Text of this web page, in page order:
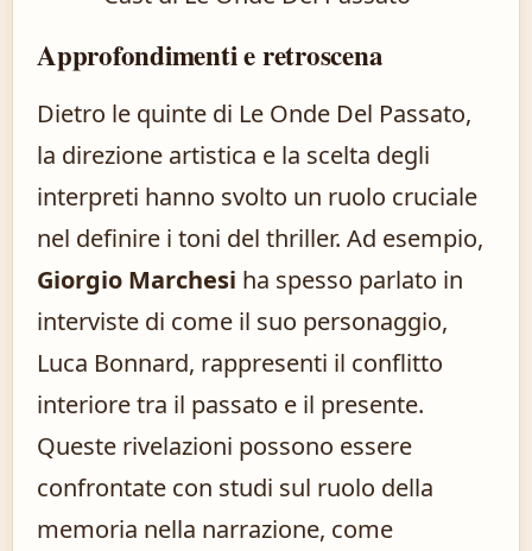
Approfondimenti e retroscena
Dietro le quinte di Le Onde Del Passato,
la direzione artistica e la scelta degli
interpreti hanno svolto un ruolo cruciale
nel definire i toni del thriller. Ad esempio,
Giorgio Marchesi ha spesso parlato in
interviste di come il suo personaggio,
Luca Bonnard, rappresenti il conflitto
interiore tra il passato e il presente.
Queste rivelazioni possono essere
confrontate con studi sul ruolo della
memoria nella narrazione, come